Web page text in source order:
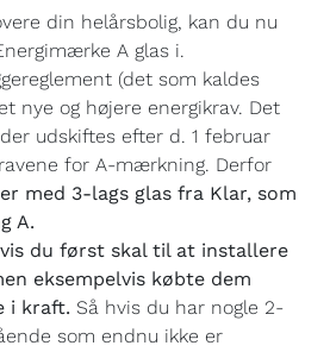
din helårsbolig, kan du nu
A glas i.
(det som kaldes
nye og højere energikrav. Det
udskiftes efter d. 1 februar
for A-mærkning. Derfor
med 3-lags glas fra Klar, som
A.
du først skal til at installere
eksempelvis købte dem
i kraft. Så hvis du har nogle 2-
som endnu ikke er